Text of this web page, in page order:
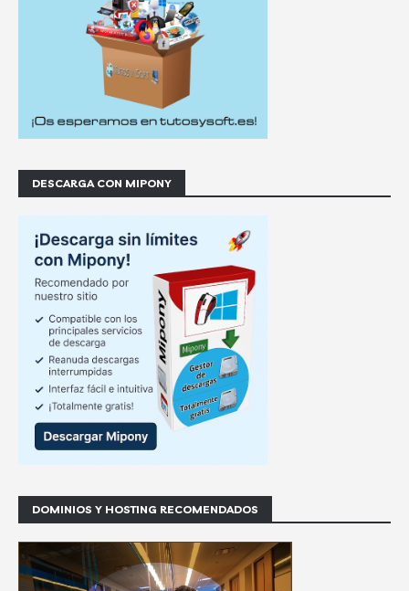
DESCARGA CON MIPONY
DOMINIOS Y HOSTING RECOMENDADOS